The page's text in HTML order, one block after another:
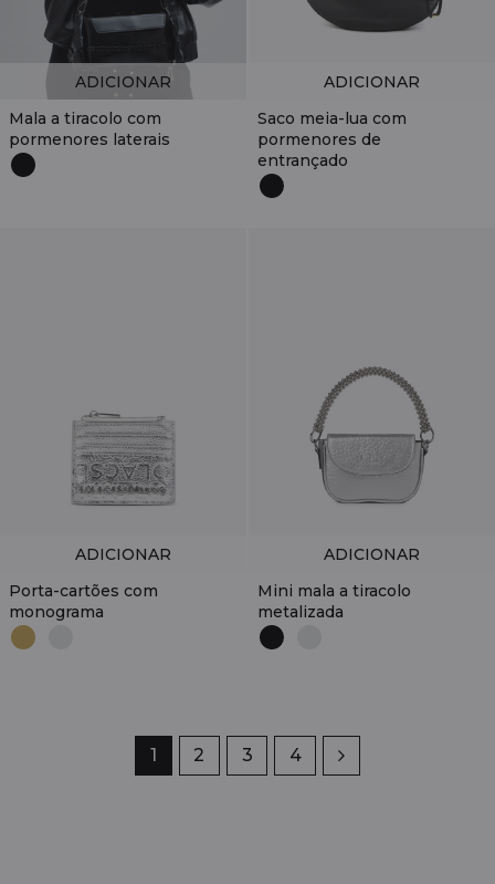
Mala a tiracolo com
pormenores laterais
ADICIONAR
Saco meia-lua com
pormenores de
entrançado
ADICIONAR
Porta-cartões com
monograma
ADICIONAR
Mini mala a tiracolo
metalizada
ADICIONAR
Página
1 Página
2 Página
3 Página
4 Próximo